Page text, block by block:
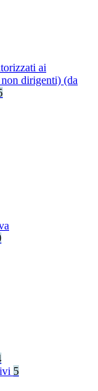
ai
dirigenti) (da
5